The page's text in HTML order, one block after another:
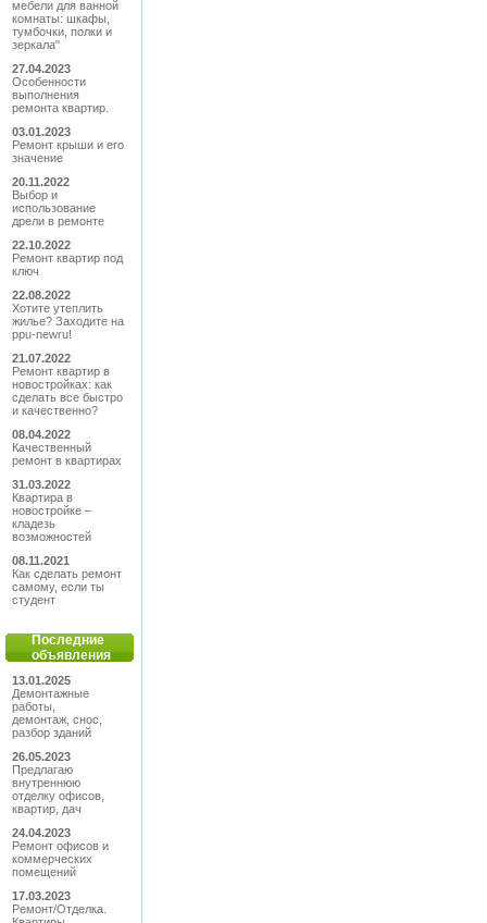
мебели для ванной
комнаты: шкафы,
тумбочки, полки и
зеркала"
27.04.2023
Особенности
выполнения
ремонта квартир.
03.01.2023
Ремонт крыши и его
значение
20.11.2022
Выбор и
использование
дрели в ремонте
22.10.2022
Ремонт квартир под
ключ
22.08.2022
Хотите утеплить
жилье? Заходите на
ppu-newru!
21.07.2022
Ремонт квартир в
новостройках: как
сделать все быстро
и качественно?
08.04.2022
Качественный
ремонт в квартирах
31.03.2022
Квартира в
новостройке –
кладезь
возможностей
08.11.2021
Как сделать ремонт
самому, если ты
студент
Последние
объявления
13.01.2025
Демонтажные
работы,
демонтаж, снос,
разбор зданий
26.05.2023
Предлагаю
внутреннюю
отделку офисов,
квартир, дач
24.04.2023
Ремонт офисов и
коммерческих
помещений
17.03.2023
Ремонт/Отделка.